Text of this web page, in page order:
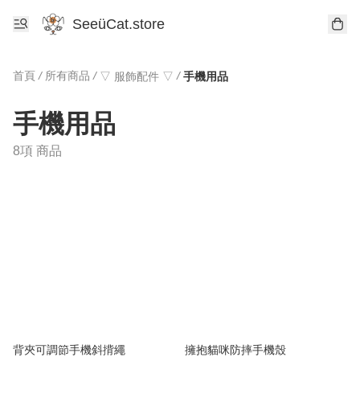
SeeüCat.store
首頁 / 所有商品 / ▽ 服飾配件 ▽ / 手機用品
手機用品
8項 商品
背夾可調節手機斜揹繩 擁抱貓咪防摔手機殼